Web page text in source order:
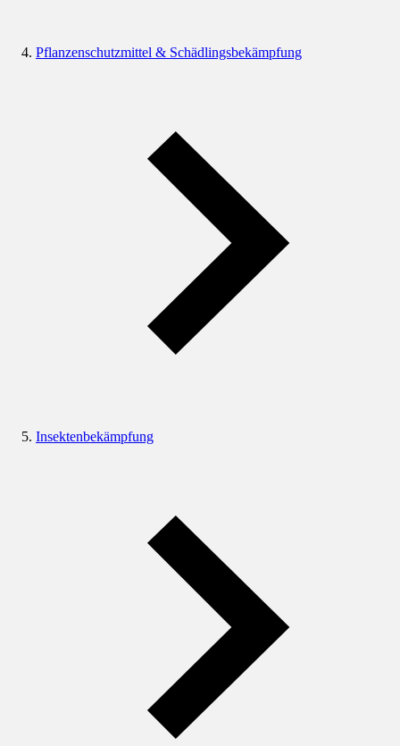
Pflanzenschutzmittel & Schädlingsbekämpfung
Insektenbekämpfung